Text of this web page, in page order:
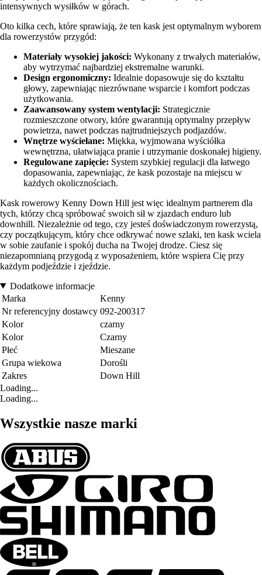
intensywnych wysiłków w górach.
Oto kilka cech, które sprawiają, że ten kask jest optymalnym wyborem
dla rowerzystów przygód:
Materiały wysokiej jakości: Wykonany z trwałych materiałów,
aby wytrzymać najbardziej ekstremalne warunki.
Design ergonomiczny: Idealnie dopasowuje się do kształtu
głowy, zapewniając niezrównane wsparcie i komfort podczas
użytkowania.
Zaawansowany system wentylacji: Strategicznie
rozmieszczone otwory, które gwarantują optymalny przepływ
powietrza, nawet podczas najtrudniejszych podjazdów.
Wnętrze wyściełane: Miękka, wyjmowana wyściółka
wewnętrzna, ułatwiająca pranie i utrzymanie doskonałej higieny.
Regulowane zapięcie: System szybkiej regulacji dla łatwego
dopasowania, zapewniając, że kask pozostaje na miejscu w
każdych okolicznościach.
Kask rowerowy Kenny Down Hill jest więc idealnym partnerem dla
tych, którzy chcą spróbować swoich sił w zjazdach enduro lub
downhill. Niezależnie od tego, czy jesteś doświadczonym rowerzystą,
czy początkującym, który chce odkrywać nowe szlaki, ten kask wciela
w sobie zaufanie i spokój ducha na Twojej drodze. Ciesz się
niezapomnianą przygodą z wyposażeniem, które wspiera Cię przy
każdym podjeździe i zjeździe.
Dodatkowe informacje
Marka
Kenny
Nr referencyjny dostawcy 092-200317
Kolor
czarny
Kolor
Czarny
Płeć
Mieszane
Grupa wiekowa
Dorośli
Zakres
Down Hill
Loading...
Loading...
Wszystkie nasze marki